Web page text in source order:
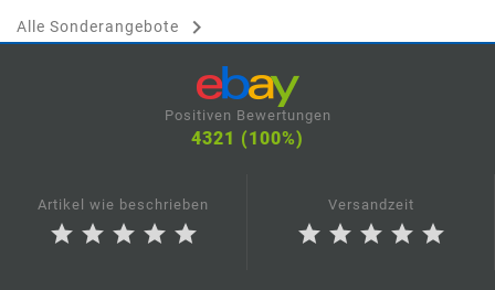
Alle Sonderangebote 
Positiven Bewertungen
4321 (100%)
Artikel wie beschrieben
star star star star star
Versandzeit
star star star star star